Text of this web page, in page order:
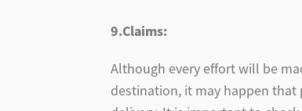
9.Claims:
Although every effort will be
destination, it may happen that